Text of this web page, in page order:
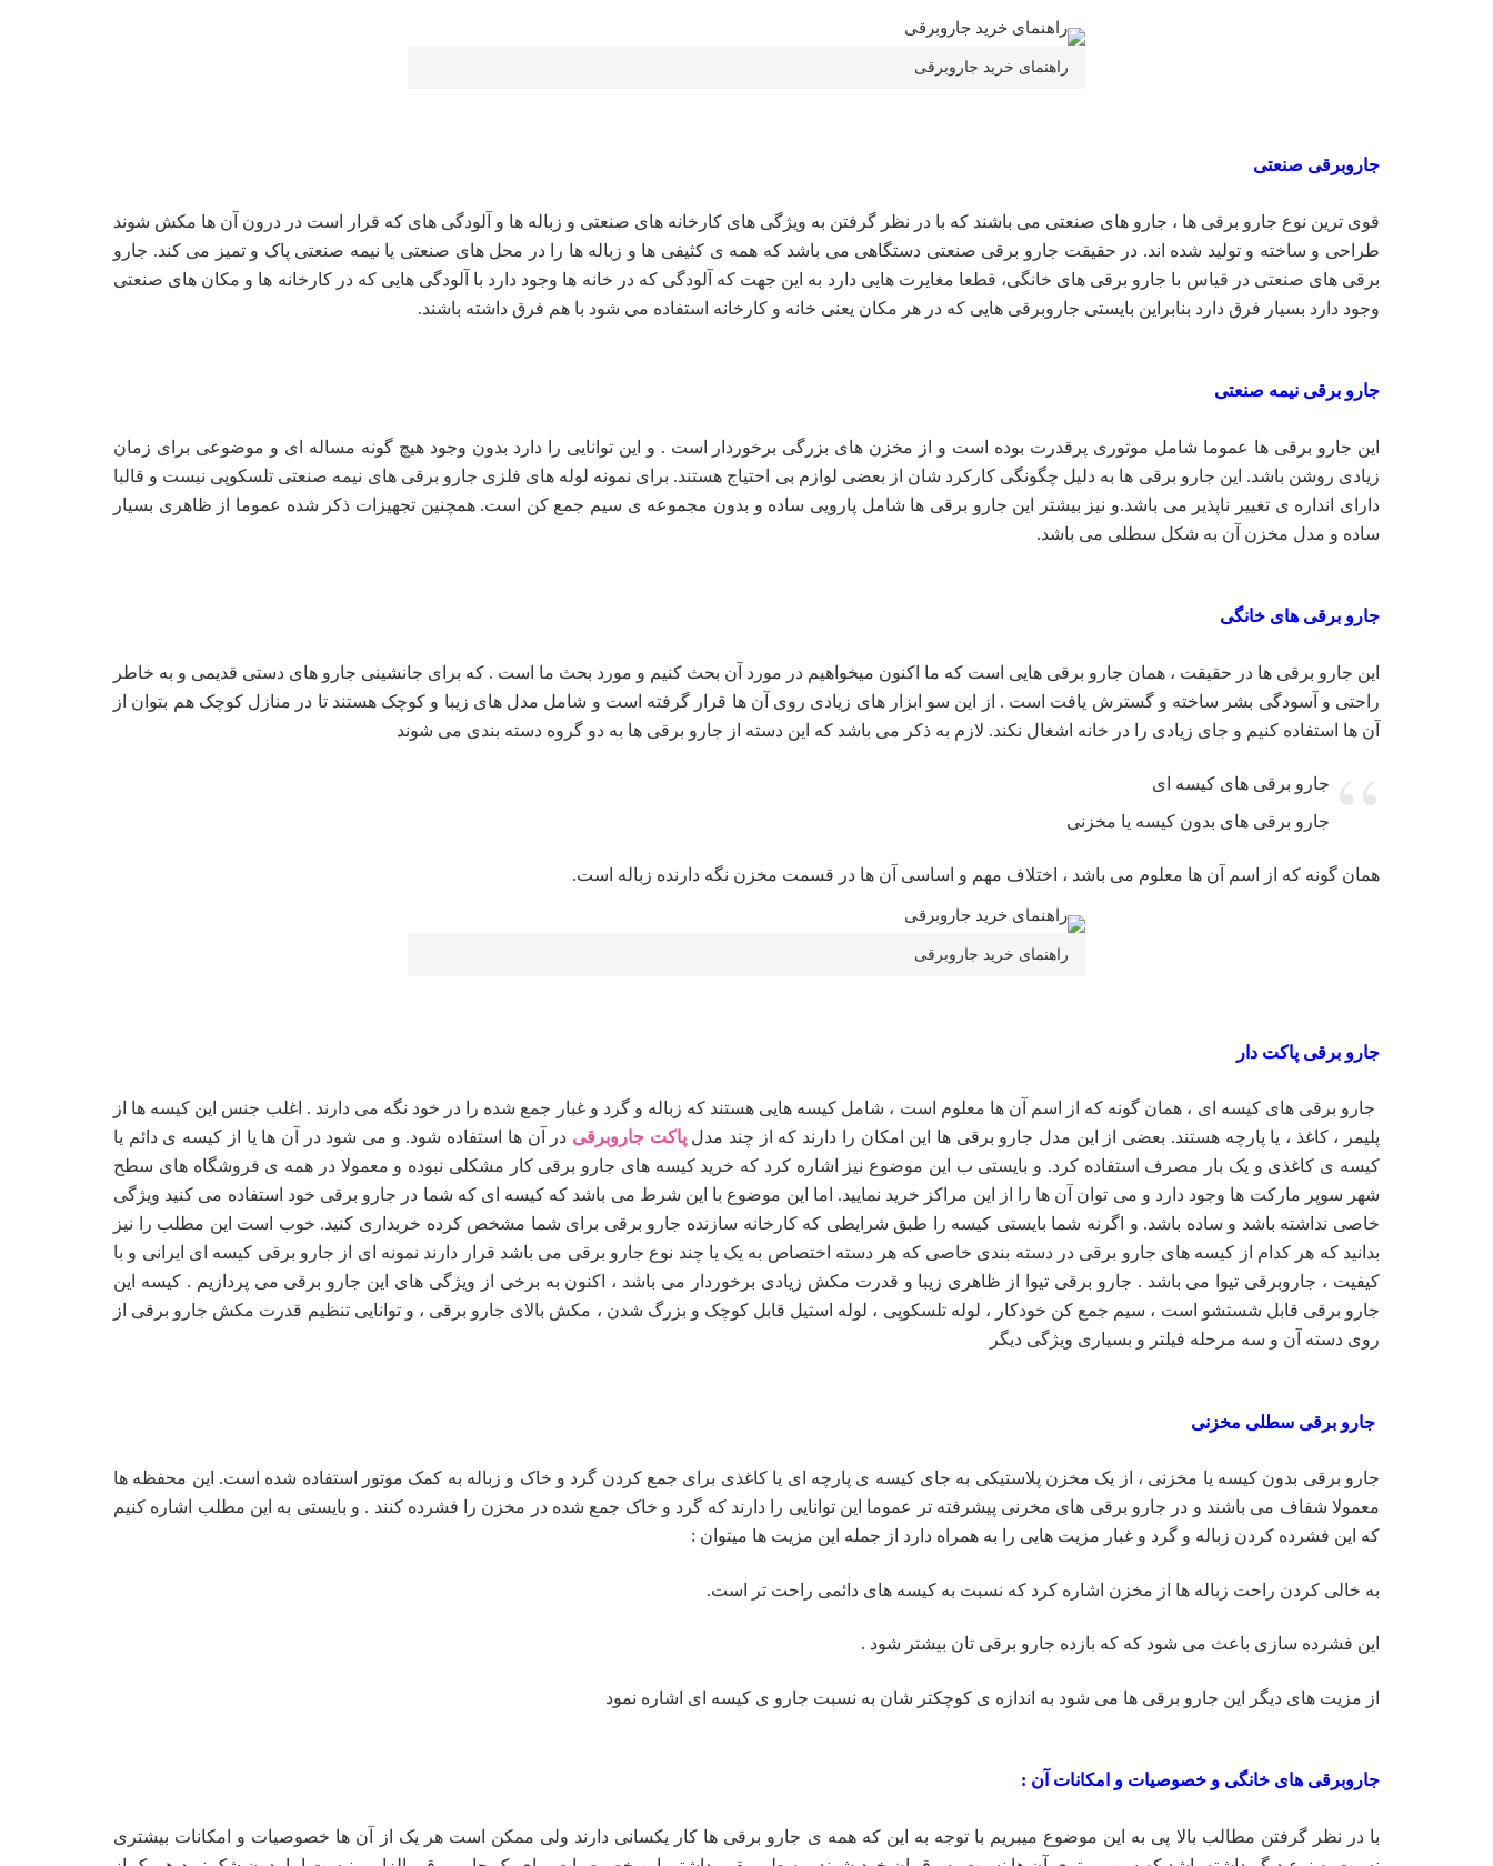
راهنمای خرید جاروبرقی
جاروبرقی صنعتی
قوی ترین نوع جارو برقی ها ، جارو های صنعتی می باشند که با در نظر گرفتن به ویژگی های کارخانه های صنعتی و زباله ها و آلودگی های که قرار است در درون آن ها مکش شوند
طراحی و ساخته و تولید شده اند. در حقیقت جارو برقی صنعتی دستگاهی می باشد که همه ی کثیفی ها و زباله ها را در محل های صنعتی یا نیمه صنعتی پاک و تمیز می کند. جارو
برقی های صنعتی در قیاس با جارو برقی های خانگی، قطعا مغایرت هایی دارد به این جهت که آلودگی که در خانه ها وجود دارد با آلودگی هایی که در کارخانه ها و مکان های صنعتی
وجود دارد بسیار فرق دارد بنابراین بایستی جاروبرقی هایی که در هر مکان یعنی خانه و کارخانه استفاده می شود با هم فرق داشته باشند.
جارو برقی نیمه صنعتی
این جارو برقی ها عموما شامل موتوری پرقدرت بوده است و از مخزن های بزرگی برخوردار است . و این توانایی را دارد بدون وجود هیچ گونه مساله ای و موضوعی برای زمان
زیادی روشن باشد. این جارو برقی ها به دلیل چگونگی کارکرد شان از بعضی لوازم بی احتیاج هستند. برای نمونه لوله های فلزی جارو برقی های نیمه صنعتی تلسکوپی نیست و قالبا
دارای انداره ی تغییر ناپذیر می باشد.و نیز بیشتر این جارو برقی ها شامل پارویی ساده و بدون مجموعه ی سیم جمع کن است. همچنین تجهیزات ذکر شده عموما از ظاهری بسیار
ساده و مدل مخزن آن به شکل سطلی می باشد.
جارو برقی های خانگی
این جارو برقی ها در حقیقت ، همان جارو برقی هایی است که ما اکنون میخواهیم در مورد آن بحث کنیم و مورد بحث ما است . که برای جانشینی جارو های دستی قدیمی و به خاطر
راحتی و آسودگی بشر ساخته و گسترش یافت است . از این سو ابزار های زیادی روی آن ها قرار گرفته است و شامل مدل های زیبا و کوچک هستند تا در منازل کوچک هم بتوان از
آن ها استفاده کنیم و جای زیادی را در خانه اشغال نکند. لازم به ذکر می باشد که این دسته از جارو برقی ها به دو گروه دسته بندی می شوند
جارو برقی های کیسه ای
جارو برقی های بدون کیسه یا مخزنی
همان گونه که از اسم آن ها معلوم می باشد ، اختلاف مهم و اساسی آن ها در قسمت مخزن نگه دارنده زباله است.
راهنمای خرید جاروبرقی
جارو برقی پاکت دار
جارو برقی های کیسه ای ، همان گونه که از اسم آن ها معلوم است ، شامل کیسه هایی هستند که زباله و گرد و غبار جمع شده را در خود نگه می دارند . اغلب جنس این کیسه ها از
پلیمر ، کاغذ ، یا پارچه هستند. بعضی از این مدل جارو برقی ها این امکان را دارند که از چند مدلپاکت جاروبرقی در آن ها استفاده شود. و می شود در آن ها یا از کیسه ی دائم یا
کیسه ی کاغذی و یک بار مصرف استفاده کرد. و بایستی ب این موضوع نیز اشاره کرد که خرید کیسه های جارو برقی کار مشکلی نبوده و معمولا در همه ی فروشگاه های سطح
شهر سوپر مارکت ها وجود دارد و می توان آن ها را از این مراکز خرید نمایید. اما این موضوع با این شرط می باشد که کیسه ای که شما در جارو برقی خود استفاده می کنید ویژگی
خاصی نداشته باشد و ساده باشد. و اگرنه شما بایستی کیسه را طبق شرایطی که کارخانه سازنده جارو برقی برای شما مشخص کرده خریداری کنید. خوب است این مطلب را نیز
بدانید که هر کدام از کیسه های جارو برقی در دسته بندی خاصی که هر دسته اختصاص به یک یا چند نوع جارو برقی می باشد قرار دارند نمونه ای از جارو برقی کیسه ای ایرانی و با
کیفیت ، جاروبرقی تیوا می باشد . جارو برقی تیوا از ظاهری زیبا و قدرت مکش زیادی برخوردار می باشد ، اکنون به برخی از ویژگی های این جارو برقی می پردازیم . کیسه این
جارو برقی قابل شستشو است ، سیم جمع کن خودکار ، لوله تلسکوپی ، لوله استیل قابل کوچک و بزرگ شدن ، مکش بالای جارو برقی ، و توانایی تنظیم قدرت مکش جارو برقی از
روی دسته آن و سه مرحله فیلتر و بسیاری ویژگی دیگر
جارو برقی سطلی مخزنی
جارو برقی بدون کیسه یا مخزنی ، از یک مخزن پلاستیکی به جای کیسه ی پارچه ای یا کاغذی برای جمع کردن گرد و خاک و زباله به کمک موتور استفاده شده است. این محفظه ها
معمولا شفاف می باشند و در جارو برقی های مخرنی پیشرفته تر عموما این توانایی را دارند که گرد و خاک جمع شده در مخزن را فشرده کنند . و بایستی به این مطلب اشاره کنیم
که این فشرده کردن زباله و گرد و غبار مزیت هایی را به همراه دارد از جمله این مزیت ها میتوان :
به خالی کردن راحت زباله ها از مخزن اشاره کرد که نسبت به کیسه های دائمی راحت تر است.
این فشرده سازی باعث می شود که که بازده جارو برقی تان بیشتر شود .
از مزیت های دیگر این جارو برقی ها می شود به اندازه ی کوچکتر شان به نسبت جارو ی کیسه ای اشاره نمود
جاروبرقی های خانگی و خصوصیات و امکانات آن :
با در نظر گرفتن مطالب بالا پی به این موضوع میبریم با توجه به این که همه ی جارو برقی ها کار یکسانی دارند ولی ممکن است هر یک از آن ها خصوصیات و امکانات بیشتری